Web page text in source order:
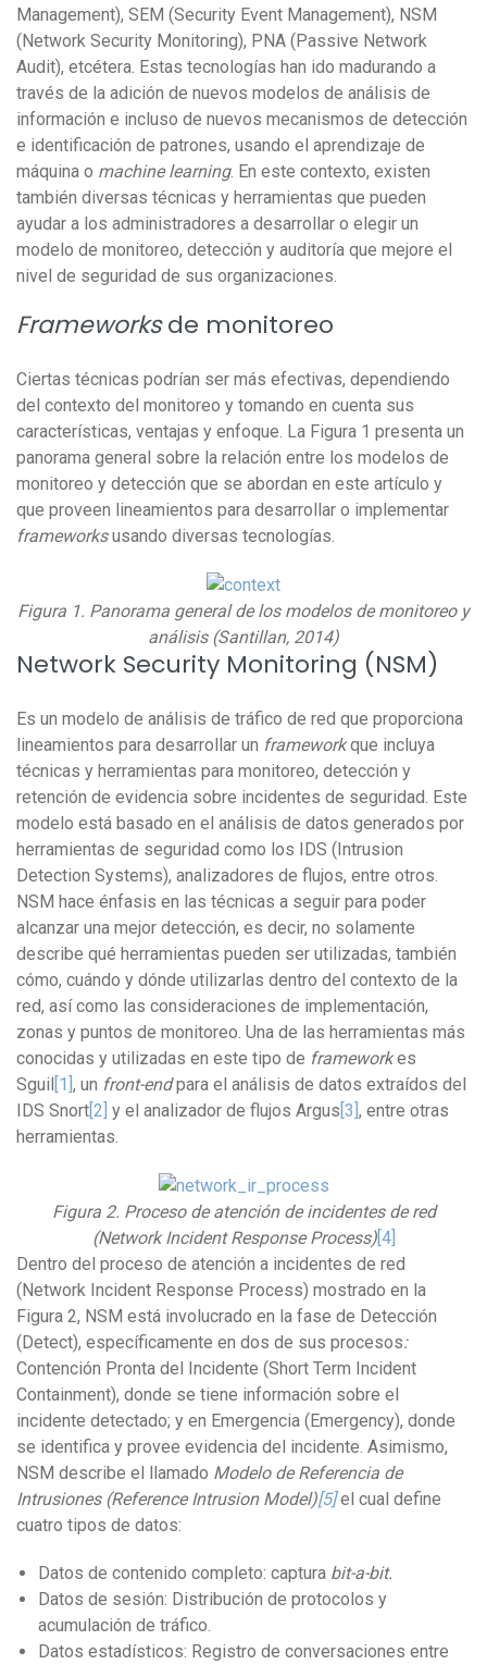
Management), SEM (Security Event Management), NSM
(Network Security Monitoring), PNA (Passive Network
Audit), etcétera. Estas tecnologías han ido madurando a
través de la adición de nuevos modelos de análisis de
información e incluso de nuevos mecanismos de detección
e identificación de patrones, usando el aprendizaje de
máquina o machine learning. En este contexto, existen
también diversas técnicas y herramientas que pueden
ayudar a los administradores a desarrollar o elegir un
modelo de monitoreo, detección y auditoría que mejore el
nivel de seguridad de sus organizaciones.
Frameworksde monitoreo
Ciertas técnicas podrían ser más efectivas, dependiendo
del contexto del monitoreo y tomando en cuenta sus
características, ventajas y enfoque. La Figura 1 presenta un
panorama general sobre la relación entre los modelos de
monitoreo y detección que se abordan en este artículo y
que proveen lineamientos para desarrollar o implementar
frameworksusando diversas tecnologías.
Figura 1. Panorama general de los modelos de monitoreo y
análisis (Santillan, 2014)
Network Security Monitoring (NSM)
Es un modelo de análisis de tráfico de red que proporciona
lineamientos para desarrollar un frameworkque incluya
técnicas y herramientas para monitoreo, detección y
retención de evidencia sobre incidentes de seguridad. Este
modelo está basado en el análisis de datos generados por
herramientas de seguridad como los IDS (Intrusion
Detection Systems), analizadores de flujos, entre otros.
NSM hace énfasis en las técnicas a seguir para poder
alcanzar una mejor detección, es decir, no solamente
describe qué herramientas pueden ser utilizadas, también
cómo, cuándo y dónde utilizarlas dentro del contexto de la
red, así como las consideraciones de implementación,
zonas y puntos de monitoreo. Una de las herramientas más
conocidas y utilizadas en este tipo de frameworkes
Sguil [1] , un front-endpara el análisis de datos extraídos del
IDS Snort [2] y el analizador de flujos Argus [3] , entre otras
herramientas.
Figura 2. Proceso de atención de incidentes de red
(Network Incident Response Process)[4]
Dentro del proceso de atención a incidentes de red
(Network Incident Response Process) mostrado en la
Figura 2, NSM está involucrado en la fase de Detección
(Detect), específicamente en dos de sus procesos:
Contención Pronta del Incidente (Short Term Incident
Containment), donde se tiene información sobre el
incidente detectado; y en Emergencia (Emergency), donde
se identifica y provee evidencia del incidente. Asimismo,
NSM describe el llamado Modelo de Referencia de
Intrusiones (Reference Intrusion Model)[5]el cual define
cuatro tipos de datos:
Datos de contenido completo: captura bit-a-bit.
Datos de sesión: Distribución de protocolos y
acumulación de tráfico.
Datos estadísticos: Registro de conversaciones entre